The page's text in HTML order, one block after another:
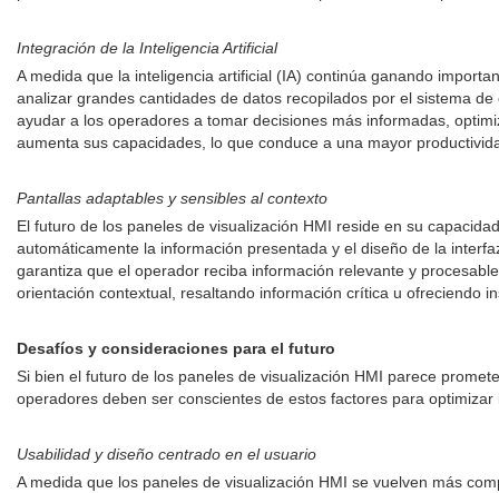
Integración de la Inteligencia Artificial
A medida que la inteligencia artificial (IA) continúa ganando
analizar grandes cantidades de datos recopilados por el sistema
ayudar a los operadores a tomar decisiones más informadas,
aumenta sus capacidades, lo que conduce a una mayor
Pantallas adaptables y sensibles al contexto
El futuro de los paneles de visualización HMI reside en su
automáticamente la información presentada y el diseño de la
garantiza que el operador reciba información relevante y
orientación contextual, resaltando información crítica u ofreciendo
Desafíos y consideraciones para el futuro
Si bien el futuro de los paneles de visualización HMI parece
operadores deben ser conscientes de estos factores para
Usabilidad y diseño centrado en el usuario
A medida que los paneles de visualización HMI se vuelven más